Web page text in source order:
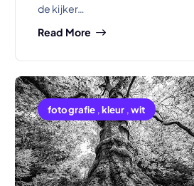
de kijker…
Read More
fotografie ,kleur ,wit